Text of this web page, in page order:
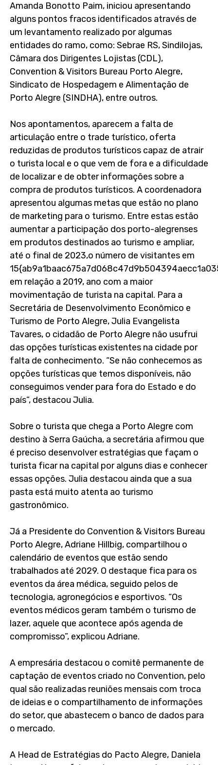
Amanda Bonotto Paim, iniciou apresentando
alguns pontos fracos identificados através de
um levantamento realizado por algumas
entidades do ramo, como: Sebrae RS, Sindilojas,
Câmara dos Dirigentes Lojistas (CDL),
Convention & Visitors Bureau Porto Alegre,
Sindicato de Hospedagem e Alimentação de
Porto Alegre (SINDHA), entre outros.
Nos apontamentos, aparecem a falta de
articulação entre o trade turístico, oferta
reduzidas de produtos turísticos capaz de atrair
o turista local e o que vem de fora e a dificuldade
de localizar e de obter informações sobre a
compra de produtos turísticos. A coordenadora
apresentou algumas metas que estão no plano
de marketing para o turismo. Entre estas estão
aumentar a participação dos porto-alegrenses
em produtos destinados ao turismo e ampliar,
até o final de 2023,o número de visitantes em
em relação a 2019, ano com a maior
movimentação de turista na capital. Para a
Secretária de Desenvolvimento Econômico e
Turismo de Porto Alegre, Julia Evangelista
Tavares, o cidadão de Porto Alegre não usufrui
das opções turísticas existentes na cidade por
falta de conhecimento. “Se não conhecemos as
opções turísticas que temos disponíveis, não
conseguimos vender para fora do Estado e do
país”, destacou Julia.
Sobre o turista que chega a Porto Alegre com
destino à Serra Gaúcha, a secretária afirmou que
é preciso desenvolver estratégias que façam o
turista ficar na capital por alguns dias e conhecer
essas opções. Julia destacou ainda que a sua
pasta está muito atenta ao turismo
gastronômico.
Já a Presidente do Convention & Visitors Bureau
Porto Alegre, Adriane Hillbig, compartilhou o
calendário de eventos que estão sendo
trabalhados até 2029. O destaque fica para os
eventos da área médica, seguido pelos de
tecnologia, agronegócios e esportivos. “Os
eventos médicos geram também o turismo de
lazer, aquele que acontece após agenda de
compromisso”, explicou Adriane.
A empresária destacou o comitê permanente de
captação de eventos criado no Convention, pelo
qual são realizadas reuniões mensais com troca
de ideias e o compartilhamento de informações
do setor, que abastecem o banco de dados para
o mercado.
A Head de Estratégias do Pacto Alegre, Daniela